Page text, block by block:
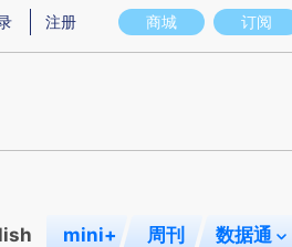
意图存在偏差。不代表财新观点和立场。推
商城 订阅
注册
mini+ 周刊 数据通